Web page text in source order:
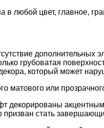
любой цвет, главное,
дополнительных
грубоватая
который может
или
декорированы
призван стать